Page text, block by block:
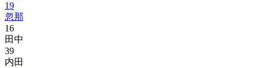
19
忽那
16
田中
39
内田